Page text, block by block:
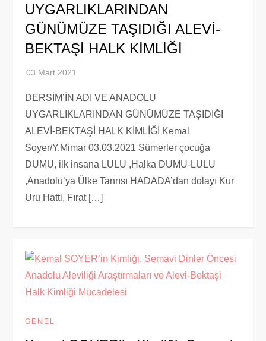
UYGARLIKLARINDAN
GÜNÜMÜZE TAŞIDIĞI ALEVİ-
BEKTAŞİ HALK KİMLİĞİ
DERSİM’İN ADI VE ANADOLU
UYGARLIKLARINDAN GÜNÜMÜZE TAŞIDIĞI
ALEVİ-BEKTAŞİ HALK KİMLİĞİ Kemal
Soyer/Y.Mimar 03.03.2021 Sümerler çocuğa
DUMU, ilk insana LULU ,Halka DUMU-LULU
,Anadolu’ya Ülke Tanrısı HADADA’dan dolayı Kur
Uru Hatti, Fırat […]
GENEL